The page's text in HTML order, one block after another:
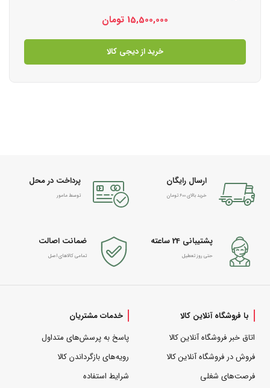
15,500,000 تومان
خرید از دیجی کالا
ارسال رایگان
خرید بالای 600 تومان
پرداخت در محل
توسط مامور
پشتیبانی 24 ساعته
حتی روز تعطیل
ضمانت اصالت
تمامی کالاهای اصل
با فروشگاه آنلاین کالا
اتاق خبر فروشگاه آنلاین کالا
فروش در فروشگاه آنلاین کالا
فرصت‌های شغلی
خدمات مشتریان
پاسخ به پرسش‌های متداول
رویه‌های بازگرداندن کالا
شرایط استفاده